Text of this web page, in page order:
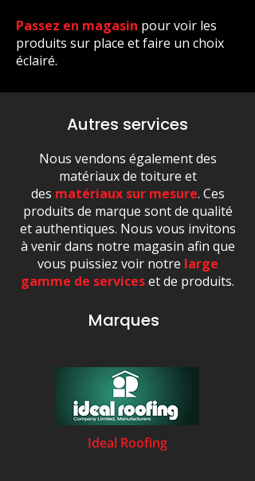
Passez en magasin pour voir les
produits sur place et faire un choix
éclairé.
Autres services
Nous vendons également des
matériaux de toiture et
des matériaux sur mesure. Ces
produits de marque sont de qualité
et authentiques. Nous vous invitons
à venir dans notre magasin afin que
vous puissiez voir notre large
gamme de serviceset de produits.
Marques
Ideal Roofing